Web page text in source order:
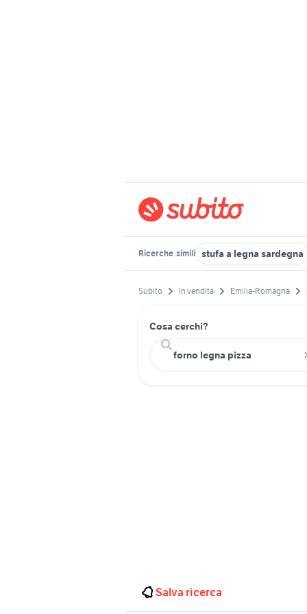
Ricerche simili stufa a legna sardegna
Subito In vendita Emilia-Romagna
Cosa cerchi?
Salva ricerca